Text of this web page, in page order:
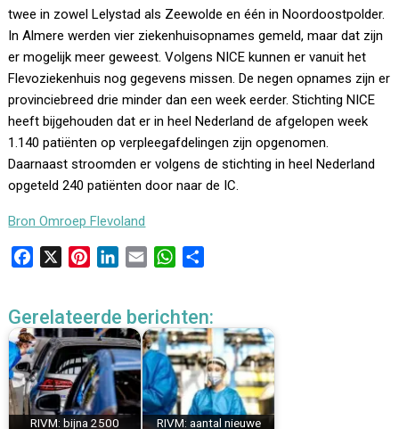
twee in zowel Lelystad als Zeewolde en één in Noordoostpolder.
In Almere werden vier ziekenhuisopnames gemeld, maar dat zijn
er mogelijk meer geweest. Volgens NICE kunnen er vanuit het
Flevoziekenhuis nog gegevens missen. De negen opnames zijn er
provinciebreed drie minder dan een week eerder. Stichting NICE
heeft bijgehouden dat er in heel Nederland de afgelopen week
1.140 patiënten op verpleegafdelingen zijn opgenomen.
Daarnaast stroomden er volgens de stichting in heel Nederland
opgeteld 240 patiënten door naar de IC.
Bron Omroep Flevoland
e
b
o
o
k
t
e
r
e
s
k
e
d
I
n
i
l
W
t
s
A
p
p
e
n
Gerelateerde berichten:
RIVM: bijna 2500
RIVM: aantal nieuwe